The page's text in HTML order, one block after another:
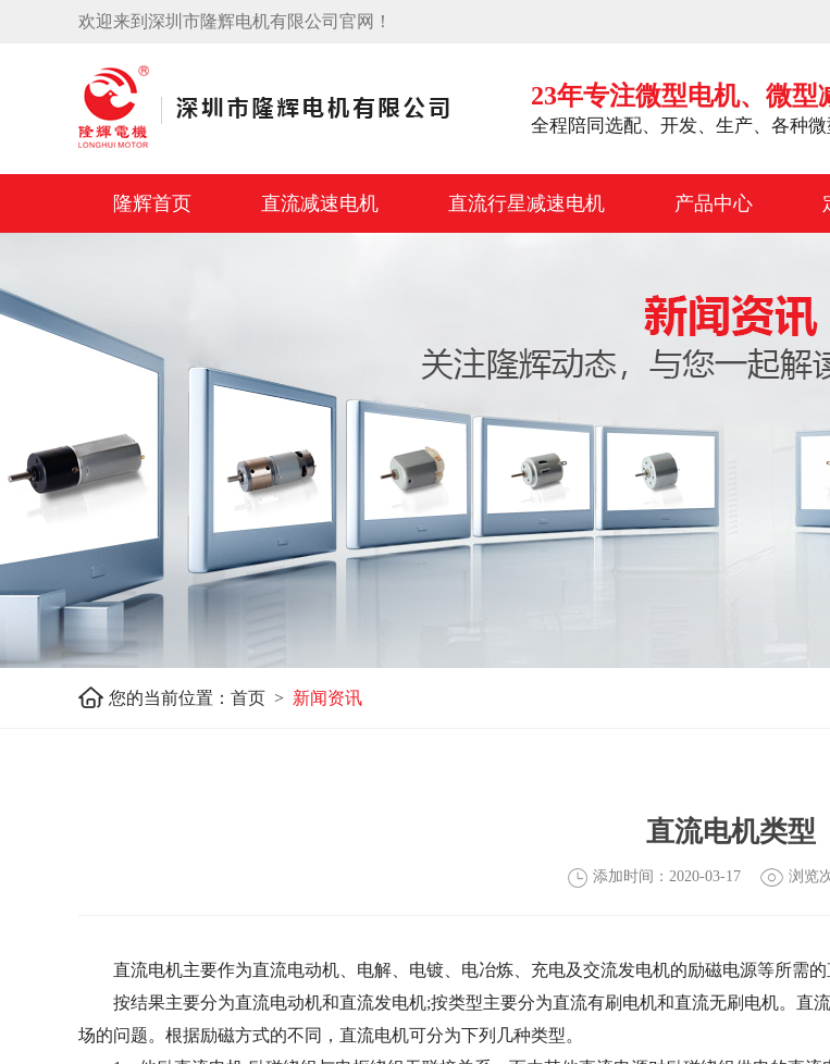
欢迎来到深圳市隆辉电机有限公司官网！
23年专注微型电机、微型
全程陪同选配、开发、生产、各种
隆辉首页 直流减速电机 直流行星减速电机 产品中心
您的当前位置： 首页 > 新闻资讯
直流电机类型
添加时间：2020-03-17 浏览
直流电机主要作为直流电动机、电解、电镀、电冶炼、充电及交流发电机的励磁电源等所需
按结果主要分为直流电动机和直流发电机;按类型主要分为直流有刷电机和直流无刷电机。直
场的问题。根据励磁方式的不同，直流电机可分为下列几种类型。